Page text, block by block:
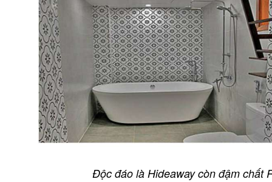
Độc đáo là Hideaway còn đậm chất